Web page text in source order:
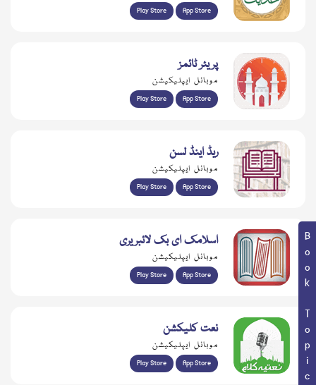
Book Topic
Play Store App Store
پریئر ٹائمز
موبائل ایپلیکیشن
Play Store App Store
ریڈ اینڈ لسن
موبائل ایپلیکیشن
Play Store App Store
اسلامک ای بک لائبریری
موبائل ایپلیکیشن
Play Store App Store
نعت کلیکشن
موبائل ایپلیکیشن
Play Store App Store